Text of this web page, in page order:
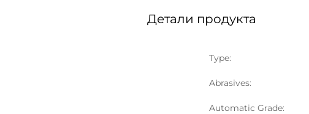
Детали продукта
Type:
Abrasives:
Automatic Grade: